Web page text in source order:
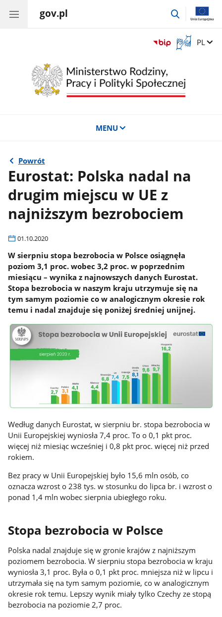
gov.pl
przejdź
Otwórz
okno
języka
migowego
Zmień
PL
MENU
Powrót
Eurostat: Polska nadal na
drugim miejscu w UE z
najniższym bezrobociem
01.10.2020
W sierpniu stopa bezrobocia w Polsce osiągnęła
poziom 3,1 proc. wobec 3,2 proc. w poprzednim
miesiącu – wynika z najnowszych danych Eurostat.
Stopa bezrobocia w naszym kraju utrzymuje się na
tym samym poziomie co w analogicznym okresie rok
temu i nadal znajduje się poniżej średniej unijnej.
Według danych Eurostat, w sierpniu br. stopa bezrobocia w
Unii Europejskiej wyniosła 7,4 proc. To o 0,1 pkt proc.
więcej niż miesiąc wcześniej i 0,8 pkt proc. więcej niż przed
rokiem.
Bez pracy w Unii Europejskiej było 15,6 mln osób, co
oznacza wzrost o 238 tys. w stosunku do lipca br. i wzrost o
ponad 1,4 mln wobec sierpnia ubiegłego roku.
Stopa bezrobocia w Polsce
Polska nadal znajduje się w gronie krajów z najniższym
poziomem bezrobocia. W sierpniu stopa bezrobocia w kraju
wyniosła 3,1 proc. Była o 0,1 pkt proc. mniejsza niż w lipcu i
utrzymała się na tym samym poziomie, co w analogicznym
okresie rok temu. Lepszy wynik miały tylko Czechy ze stopą
bezrobocia na poziomie 2,7 proc.